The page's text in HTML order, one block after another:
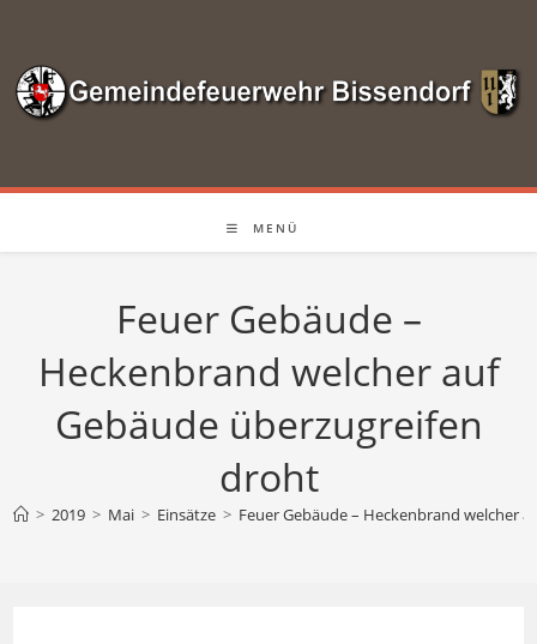
springen
MENÜ
Feuer Gebäude –
Heckenbrand welcher auf
Gebäude überzugreifen
droht
> 2019 > Mai > Einsätze > Feuer Gebäude – Heckenbrand welcher